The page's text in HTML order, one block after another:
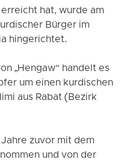
hat, wurde am
Bürger im
hingerichtet.
„Hengaw“ handelt es
um einen kurdischen
aus Rabat (Bezirk
zuvor mit dem
und von der